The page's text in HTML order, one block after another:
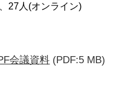
27人(オンライン)
会議資料 (PDF:5 MB)